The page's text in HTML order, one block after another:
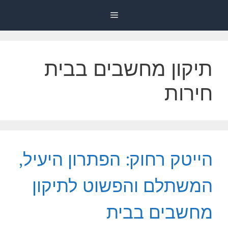
Menu
תיקון מחשבים בבית
חירות
הייטק רחוק: הפתרון היעיל,
המשתלם והפשוט לתיקון
מחשבים בבית